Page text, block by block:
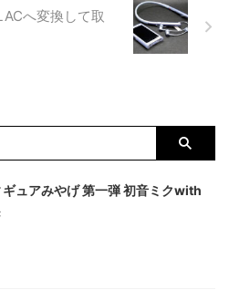
ます。ひし形の袋に入った『セメ
ダイン』がレトロ感満載です。残
念ながらゼンマイはプラスチック
へ変換して取
ュアみやげ 第一弾 初音ミクwith